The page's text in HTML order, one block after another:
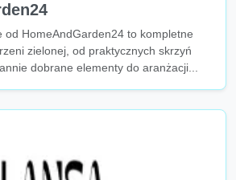
od HomeAndGarden24 to kompletne
zielonej, od praktycznych skrzyń
dobrane elementy do aranżacji...